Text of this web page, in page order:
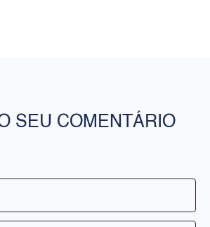
SEU COMENTÁRIO